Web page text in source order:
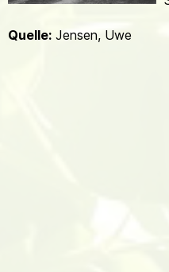
Quelle:Jensen, Uwe